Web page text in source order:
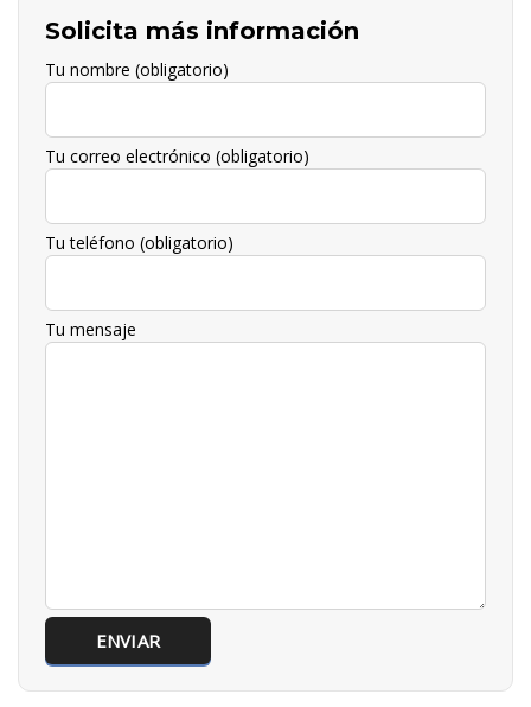
Solicita más información
Tu nombre (obligatorio)
Tu correo electrónico (obligatorio)
Tu teléfono (obligatorio)
Tu mensaje